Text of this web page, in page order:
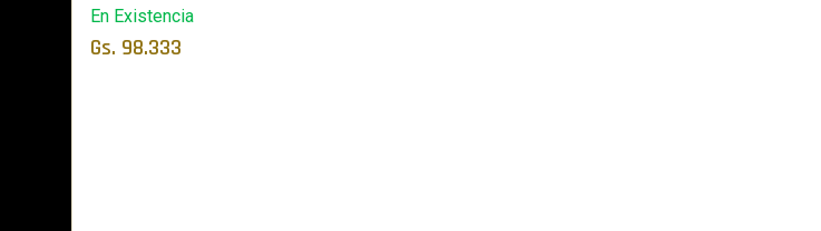
En Existencia
Gs. 98.333